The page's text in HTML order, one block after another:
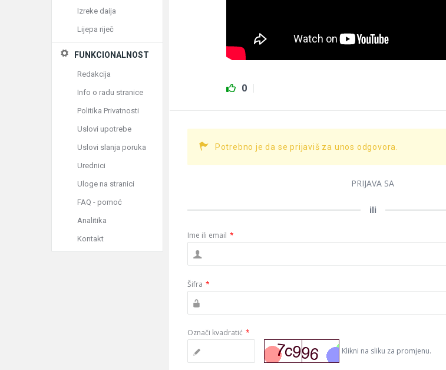
0
Potrebno je da se prijaviš za unos odgovora.
PRIJAVA SA
ili
Ime ili email *
Šifra *
Označi kvadratić *
Klikni na sliku za promjenu.
Izreke daija
Lijepa riječ
FUNKCIONALNOST
Redakcija
Info o radu stranice
Politika Privatnosti
Uslovi upotrebe
Uslovi slanja poruka
Urednici
Uloge na stranici
FAQ - pomoć
Analitika
Kontakt